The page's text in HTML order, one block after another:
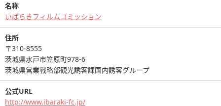
名称
いばらきフィルムコミッション
住所
〒310-8555
茨城県水戸市笠原町978-6
茨城県営業戦略部観光誘客課国内誘客グループ
公式URL
http://www.ibaraki-fc.jp/